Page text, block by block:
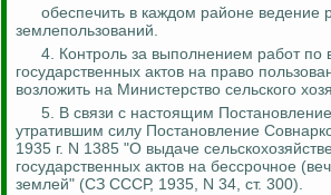
обеспечить в каждом районе ведение
землепользований.
4. Контроль за выполнением работ по
государственных актов на право
возложить на Министерство сельского
5. В связи с настоящим
утратившим силу Постановление
1935 г. N 1385 "О выдаче
государственных актов на бессрочное
землей" (СЗ СССР, 1935, N 34, ст. 300).